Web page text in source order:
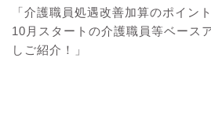
「介護職員処遇改善加算のポイン
10月スタートの介護職員等ベース
しご紹介！」